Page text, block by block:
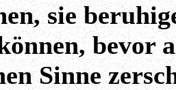
sie
bevor
Sinne